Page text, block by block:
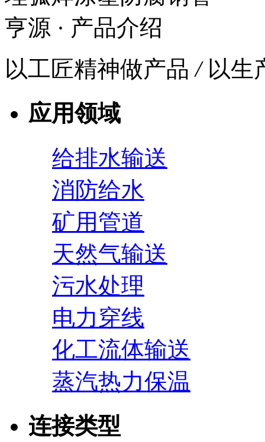
亨源 · 产品介绍
以工匠精神做产品/以生
应用领域
给排水输送
消防给水
矿用管道
天然气输送
污水处理
电力穿线
化工流体输送
蒸汽热力保温
连接类型